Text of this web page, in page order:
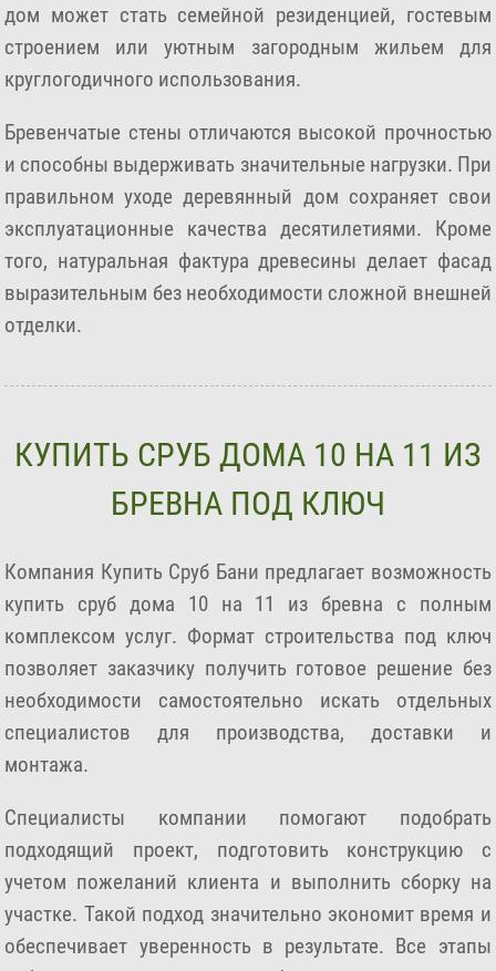
дом может стать семейной резиденцией, гостевым
строением или уютным загородным жильем для
круглогодичного использования.
Бревенчатые стены отличаются высокой прочностью
и способны выдерживать значительные нагрузки. При
правильном уходе деревянный дом сохраняет свои
эксплуатационные качества десятилетиями. Кроме
того, натуральная фактура древесины делает фасад
выразительным без необходимости сложной внешней
отделки.
КУПИТЬ СРУБ ДОМА 10 НА 11 ИЗ
БРЕВНА ПОД КЛЮЧ
Компания Купить Сруб Бани предлагает возможность
купить сруб дома 10 на 11 из бревна с полным
комплексом услуг. Формат строительства под ключ
позволяет заказчику получить готовое решение без
необходимости самостоятельно искать отдельных
специалистов для производства, доставки и
монтажа.
Специалисты компании помогают подобрать
подходящий проект, подготовить конструкцию с
учетом пожеланий клиента и выполнить сборку на
участке. Такой подход значительно экономит время и
обеспечивает уверенность в результате. Все этапы